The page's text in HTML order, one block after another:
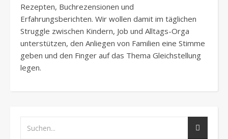
Rezepten, Buchrezensionen und
Erfahrungsberichten. Wir wollen damit im täglichen
Struggle zwischen Kindern, Job und Alltags-Orga
unterstützen, den Anliegen von Familien eine Stimme
geben und den Finger auf das Thema Gleichstellung
legen.